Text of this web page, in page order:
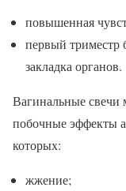
повышенная
первый триместр
закладка органов.
Вагинальные свечи
побочные эффекты
которых:
жжение;